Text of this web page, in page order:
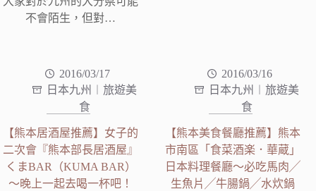
不會陌生，但對…
2016/03/17
日本九州︱旅遊美
食
【熊本居酒屋推薦】女子的
二次會『熊本部長居酒屋』
くまBAR（KUMA BAR）
～晚上一起去喝一杯吧！
2016/03/16
日本九州︱旅遊美
食
【熊本美食餐廳推薦】熊本
市南區「食菜酒楽．華蔵」
日本料理餐廳～必吃馬肉╱
生魚片╱牛腸鍋╱水炊鍋